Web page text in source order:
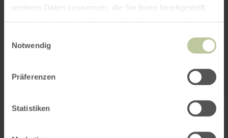
weiteren Daten zusammen, die Sie ihnen bereitgestellt
Notwendig
Präferenzen
StatistikenAachener Wald
Stadtzentrums, fungiert als Erholungsgebiet mit einem